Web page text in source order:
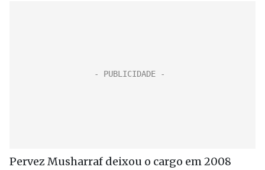
Pervez Musharraf deixou o cargo em 2008